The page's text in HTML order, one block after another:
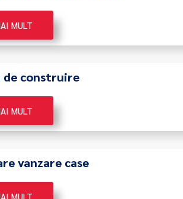
MULT
construire
MULT
vanzare case
MULT